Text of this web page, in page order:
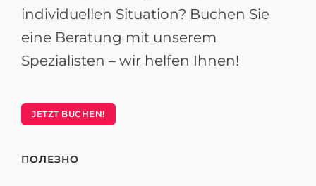
individuellen Situation? Buchen Sie
eine Beratung mit unserem
Spezialisten – wir helfen Ihnen!
JETZT BUCHEN!
ПОЛЕЗНО